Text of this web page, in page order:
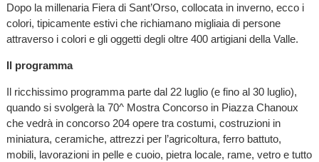
Dopo la millenaria Fiera di Sant’Orso, collocata in inverno, ecco i
colori, tipicamente estivi che richiamano migliaia di persone
attraverso i colori e gli oggetti degli oltre 400 artigiani della Valle.
Il programma
Il ricchissimo programma parte dal 22 luglio (e fino al 30 luglio),
quando si svolgerà la 70^ Mostra Concorso in Piazza Chanoux
che vedrà in concorso 204 opere tra costumi, costruzioni in
miniatura, ceramiche, attrezzi per l’agricoltura, ferro battuto,
mobili, lavorazioni in pelle e cuoio, pietra locale, rame, vetro e tutto